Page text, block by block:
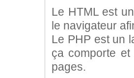
Le HTML est
le navigateur
Le PHP est un
ça comporte
pages.